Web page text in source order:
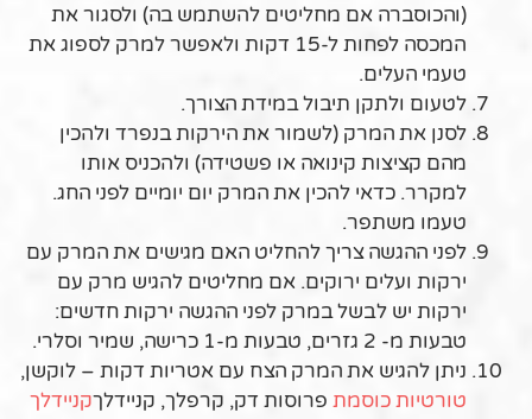
(והכוסברה אם מחליטים להשתמש בה) ולסגור את
המכסה לפחות ל-15 דקות ולאפשר למרק לספוג את
טעמי העלים.
לטעום ולתקן תיבול במידת הצורך.
לסנן את המרק (לשמור את הירקות בנפרד ולהכין
מהם קציצות קינואה או פשטידה) ולהכניס אותו
למקרר. כדאי להכין את המרק יום יומיים לפני החג.
טעמו משתפר.
לפני ההגשה צריך להחליט האם מגישים את המרק עם
ירקות ועלים ירוקים. אם מחליטים להגיש מרק עם
ירקות יש לבשל במרק לפני ההגשה ירקות חדשים:
טבעות מ- 2 גזרים, טבעות מ-1 כרישה, שמיר וסלרי.
ניתן להגיש את המרק הצח עם אטריות דקות – לוקשן,
טורטיות כוסמת פרוסות דק, קרפלך, קניידלךקניידלך